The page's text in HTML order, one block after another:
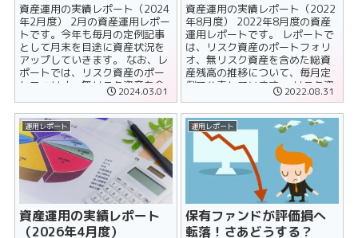
資産運用の実績レポート（2024
年2月度） 2月の資産運用レポー
トです。今年も毎月の定例記事
として月末を目途に資産状況を
アップしていきます。 なお、レ
ポートでは、リスク資産のポー
トフォリオ、無リスク資産を含
めた総資産残高の推移につい
て、......
2024.03.01
資産運用の実績レポート（2022
年8月度） 2022年8月度の資産
運用レポートです。 レポートで
は、リスク資産のポートフォリ
オ、無リスク資産を含めた総資
産残高の推移について、毎月定
例で公表しています。 リスク資
産のポートフォリオ ......2022.08.31
運用レポート
資産運用の実績レポート
（2026年4月度）
運用レポート
保有ファンドが評価損へ
転落！さあどうする？